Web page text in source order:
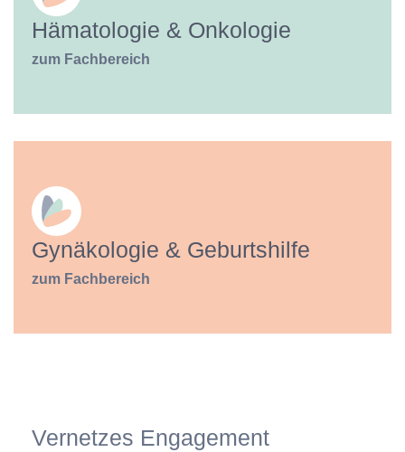
Hämatologie & Onkologie
zum Fachbereich
Gynäkologie & Geburtshilfe
zum Fachbereich
Vernetzes Engagement